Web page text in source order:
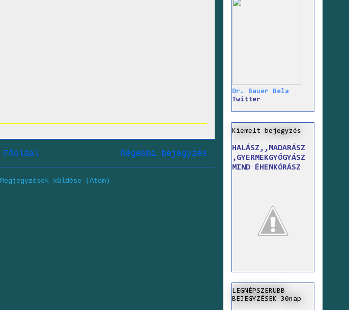
Régebbi bejegyzés
Főoldal
Megjegyzések küldése (Atom)
Dr. Bauer Bela
Twitter
Kiemelt bejegyzés
HALÁSZ,,MADARÁSZ
,GYERMEKGYÓGYÁSZ
MIND ÉHENKÓRÁSZ
LEGNÉPSZERUBB
BEJEGYZÉSEK 30nap